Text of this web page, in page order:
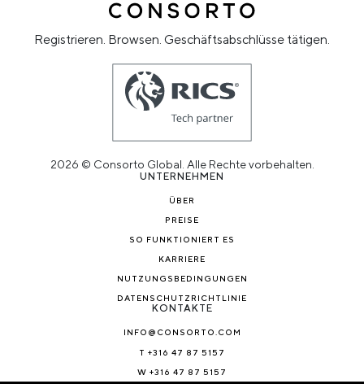
Registrieren. Browsen. Geschäftsabschlüsse tätigen.
2026 © Consorto Global. Alle Rechte vorbehalten.
UNTERNEHMEN
ÜBER
PREISE
SO FUNKTIONIERT ES
KARRIERE
NUTZUNGSBEDINGUNGEN
DATENSCHUTZRICHTLINIE
KONTAKTE
INFO@CONSORTO.COM
T +316 47 87 5157
W +316 47 87 5157